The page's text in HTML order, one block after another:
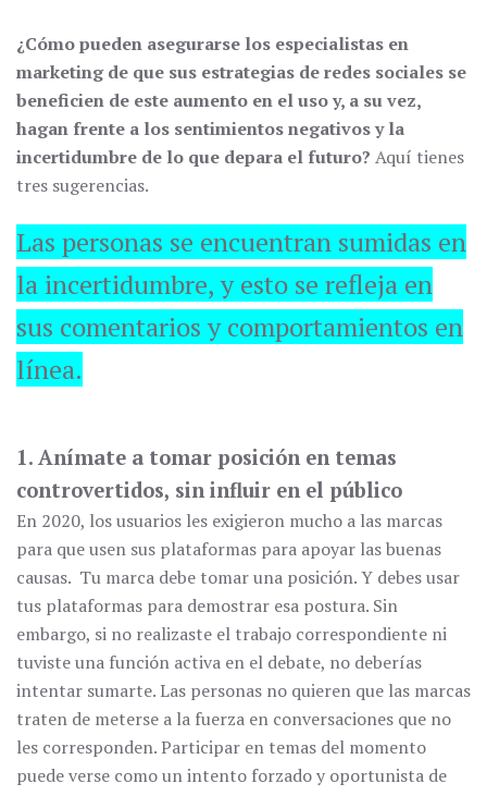
¿Cómo pueden asegurarse los especialistas en
marketing de que sus estrategias de redes sociales se
beneficien de este aumento en el uso y, a su vez,
hagan frente a los sentimientos negativos y la
incertidumbre de lo que depara el futuro? Aquí tienes
tres sugerencias.
Las personas se encuentran sumidas en
la incertidumbre, y esto se refleja en
sus comentarios y comportamientos en
línea.
1. Anímate a tomar posición en temas
controvertidos, sin influir en el público
En 2020, los usuarios les exigieron mucho a las marcas
para que usen sus plataformas para apoyar las buenas
causas. Tu marca debe tomar una posición. Y debes usar
tus plataformas para demostrar esa postura. Sin
embargo, si no realizaste el trabajo correspondiente ni
tuviste una función activa en el debate, no deberías
intentar sumarte. Las personas no quieren que las marcas
traten de meterse a la fuerza en conversaciones que no
les corresponden. Participar en temas del momento
puede verse como un intento forzado y oportunista de